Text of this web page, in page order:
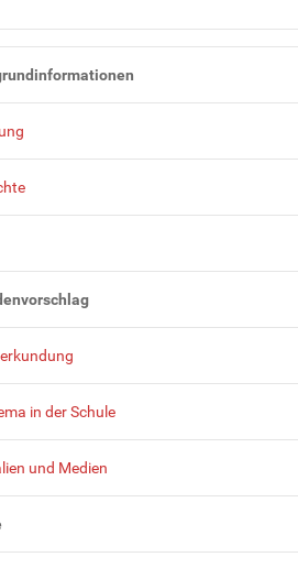
in der Schule
und Medien